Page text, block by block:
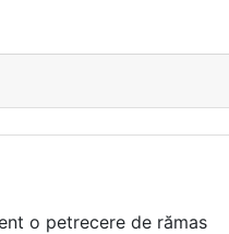
o petrecere de rămas